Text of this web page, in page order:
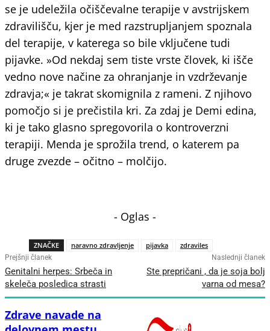
se je udeležila očiščevalne terapije v avstrijskem
zdravilišču, kjer je med razstrupljanjem spoznala
del terapije, v katerega so bile vključene tudi
pijavke. »Od nekdaj sem tiste vrste človek, ki išče
vedno nove načine za ohranjanje in vzdrževanje
zdravja;« je takrat skomignila z rameni. Z njihovo
pomočjo si je prečistila kri. Za zdaj je Demi edina,
ki je tako glasno spregovorila o kontroverzni
terapiji. Menda je sprožila trend, o katerem pa
druge zvezde – očitno – molčijo.
- Oglas -
ZNAČKE naravno zdravljenje pijavka zdraviles
Prejšnji članek
Genitalni herpes: Srbeča in
skeleča posledica strasti
Naslednji članek
Ste prepričani , da je soja bolj
varna od mesa?
Zdrave navade na